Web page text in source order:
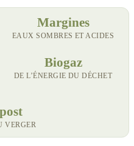
Margines
EAUX SOMBRES ET ACIDES
Biogaz
DE L’ÉNERGIE DU DÉCHET
VERGER